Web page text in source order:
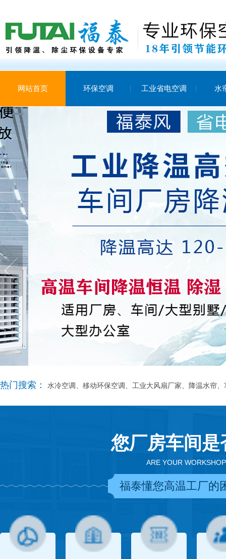
网站首页 环保空调 工业省电空调 水
热门搜索： 水冷空调、移动环保空调、工业大风扇厂家、降温水帘
您厂房车间
ARE YOUR
福泰懂您高温工厂的